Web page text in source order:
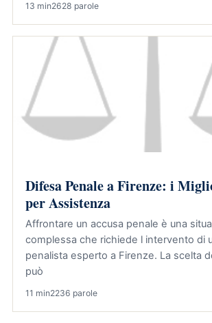
13 min2628 parole
Difesa Penale a Firenze: i
per Assistenza
Affrontare un accusa penale è una
complessa che richiede l intervento di
penalista esperto a Firenze. La scelta
può
11 min2236 parole